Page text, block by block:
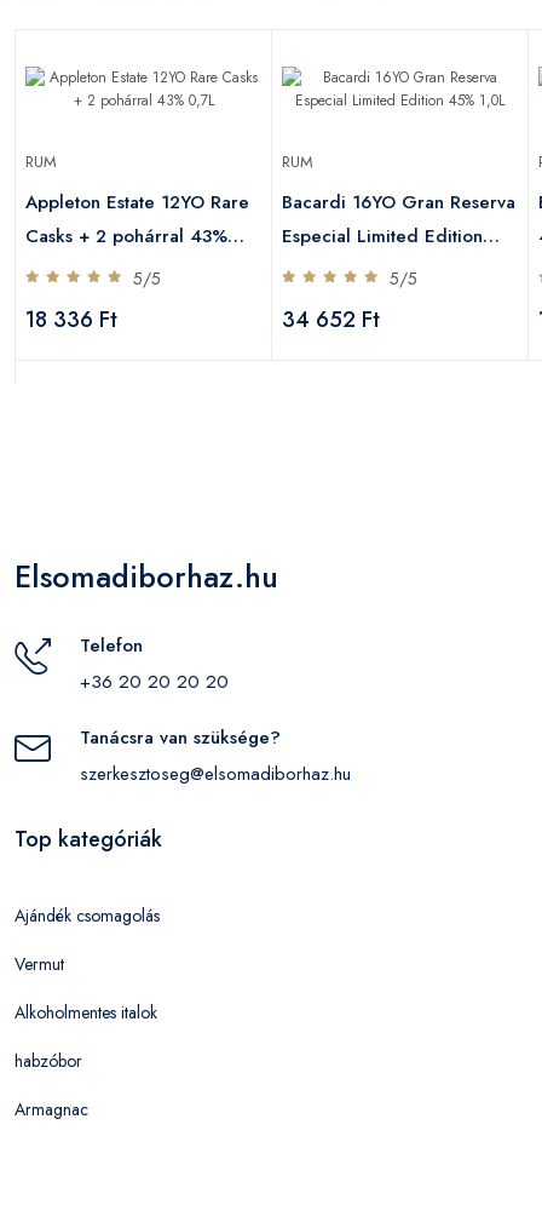
RUM
Appleton Estate 12YO Rare
Casks + 2 pohárral 43%
0,7L
5/5
18 336 Ft
RUM
Bacardi 16YO Gran Reserva
Especial Limited Edition
45% 1,0L
5/5
34 652 Ft
Elsomadiborhaz.hu
Telefon
+36 20 20 20 20
Tanácsra van szüksége?
szerkesztoseg@elsomadiborhaz.hu
Top kategóriák
Ajándék csomagolás
Vermut
Alkoholmentes italok
habzóbor
Armagnac